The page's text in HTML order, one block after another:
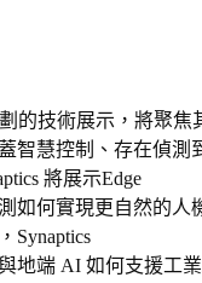
的技術展示，將聚焦
智慧控制、存在偵
將展示Edge
如何實現更自然的
Synaptics
地端 AI 如何支援工